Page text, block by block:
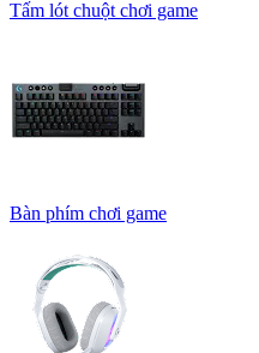
Tấm lót chuột chơi game
Bàn phím chơi game